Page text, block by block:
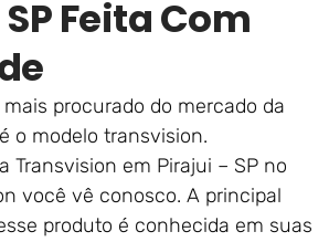
Feita Com
procurado do mercado da
o modelo transvision.
Transvision em Pirajui – SP no
você vê conosco. A principal
produto é conhecida em suas